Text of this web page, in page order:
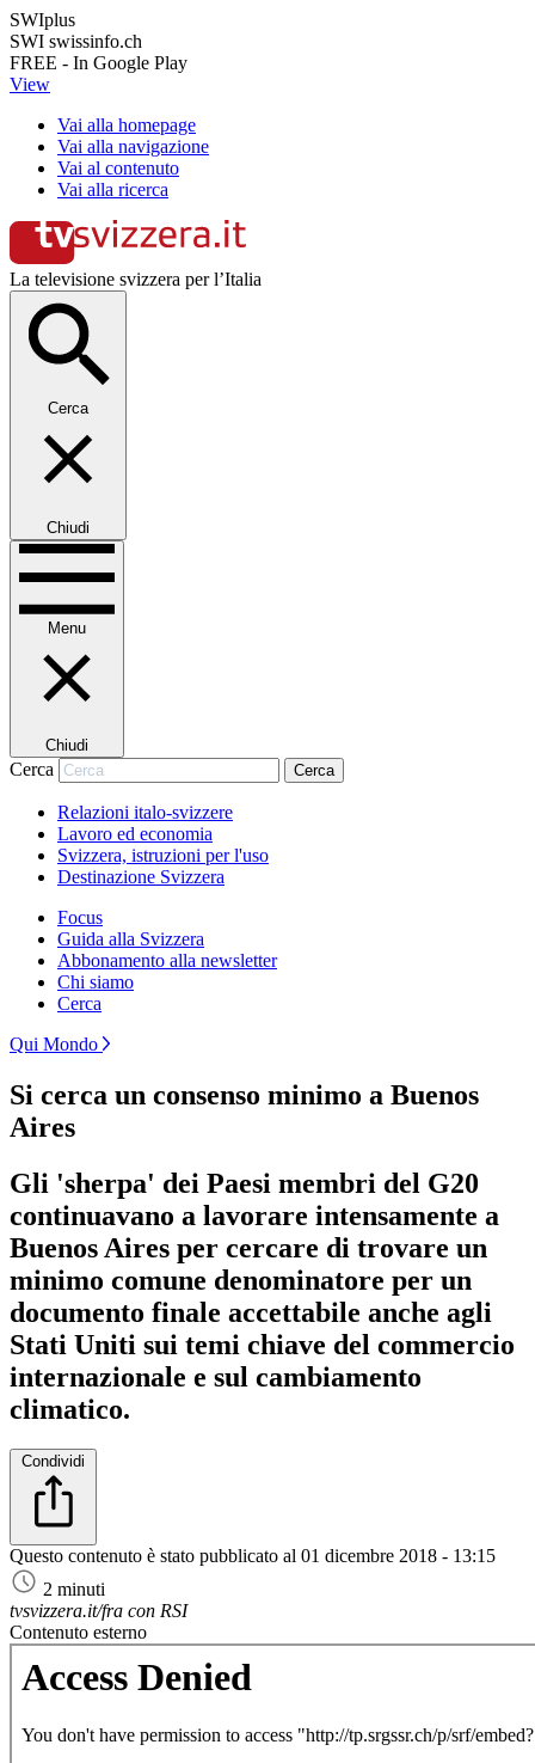
SWIplus
SWI swissinfo.ch
FREE - In Google Play
View
Vai alla homepage
Vai alla navigazione
Vai al contenuto
Vai alla ricerca
La televisione svizzera per l’Italia
Cerca
Chiudi
Menu
Chiudi
Cerca Cerca
Relazioni italo-svizzere
Lavoro ed economia
Svizzera, istruzioni per l'uso
Destinazione Svizzera
Focus
Guida alla Svizzera
Abbonamento alla newsletter
Chi siamo
Cerca
Qui Mondo
Si cerca un consenso minimo a Buenos
Aires
Gli 'sherpa' dei Paesi membri del G20
continuavano a lavorare intensamente a
Buenos Aires per cercare di trovare un
minimo comune denominatore per un
documento finale accettabile anche agli
Stati Uniti sui temi chiave del commercio
internazionale e sul cambiamento
climatico.
Condividi
Questo contenuto è stato pubblicato al 01 dicembre 2018 - 13:15
2 minuti
tvsvizzera.it/fra con RSI
Contenuto esterno